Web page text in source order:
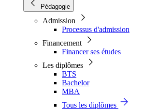
Pédagogie
Admission
Processus d'admission
Financement
Financer ses études
Les diplômes
BTS
Bachelor
MBA
Tous les diplômes